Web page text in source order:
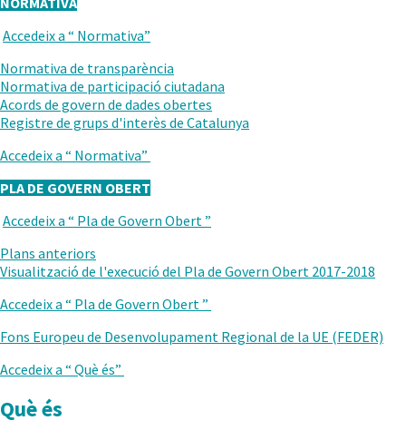
TORNAR
AL
NIVELL
ANTERIOR
Accedeix a “ Normativa”
Normativa de transparència
Normativa de participació ciutadana
Acords de govern de dades obertes
Registre de grups d'interès de Catalunya
Accedeix a “ Normativa”
PLA DE GOVERN OBERT
TORNAR
AL
NIVELL
ANTERIOR
Accedeix a “ Pla de Govern Obert ”
Plans anteriors
Visualització de l'execució del Pla de Govern Obert 2017-2018
Accedeix a “ Pla de Govern Obert ”
Fons Europeu de Desenvolupament Regional de la UE (FEDER)
Accedeix a “ Què és”
Què és